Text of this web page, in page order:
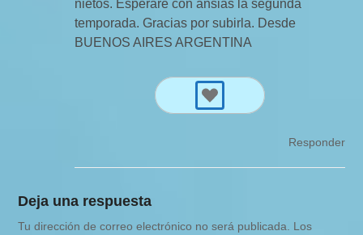
nietos. Esperare con ansias la segunda
temporada. Gracias por subirla. Desde
BUENOS AIRES ARGENTINA
Responder
Deja una respuesta
Tu dirección de correo electrónico no será publicada.
Los